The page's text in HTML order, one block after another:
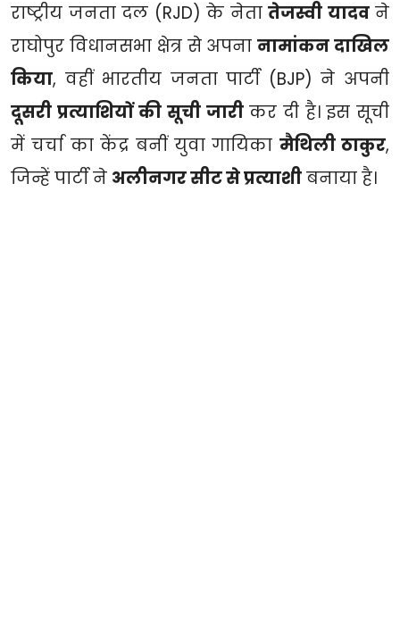
राष्ट्रीय जनता दल (RJD) के नेता तेजस्वी यादवने
राघोपुर विधानसभा क्षेत्र से अपनानामांकन दाखिल
किया, वहीं भारतीय जनता पार्टी (BJP) ने अपनी
दूसरी प्रत्याशियों की सूची जारीकर दी है। इस सूची
में चर्चा का केंद्र बनीं युवा गायिका मैथिली ठाकुर,
जिन्हें पार्टी ने अलीनगर सीट से प्रत्याशीबनाया है।